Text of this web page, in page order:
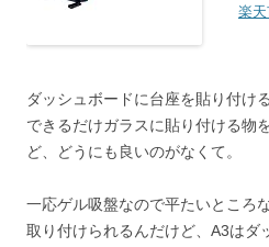
楽
ダッシュボードに台座を貼り付け
できるだけガラスに貼り付ける物
ど、どうにも良いのがなくて。
一応ゲル吸盤なので平たいところ
取り付けられるんだけど、A3はダ